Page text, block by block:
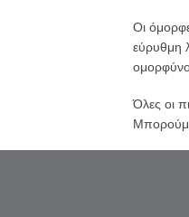
Οι
εύρυθμη
Όλες οι